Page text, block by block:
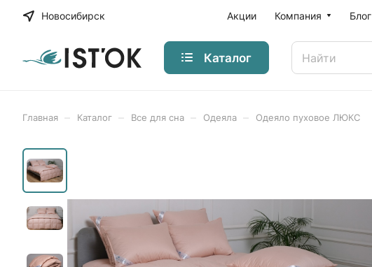
Новосибирск Акции Компания Блог
Каталог
Главная Каталог Все для сна Одеяла Одеяло пуховое ЛЮКС